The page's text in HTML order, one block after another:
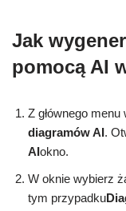
Jak
pomocą AI
Z głównego menu
diagramów AI.
AIokno.
W oknie wybierz
tym przypadku